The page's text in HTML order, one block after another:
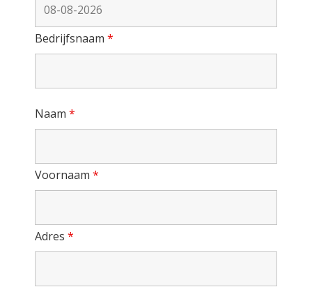
Bedrijfsnaam *
Naam *
Voornaam *
Adres *